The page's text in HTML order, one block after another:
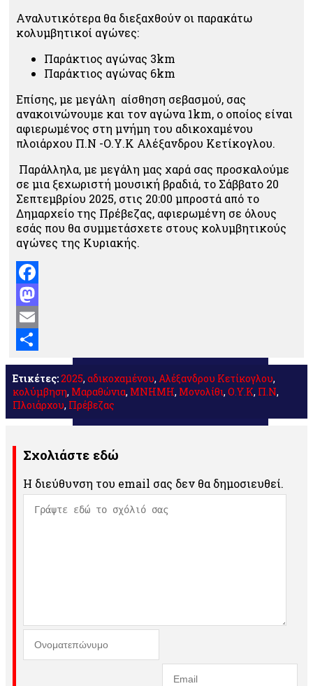
Αναλυτικότερα θα διεξαχθούν οι παρακάτω
κολυμβητικοί αγώνες:
Παράκτιος αγώνας 3km
Παράκτιος αγώνας 6km
Επίσης, με μεγάλη αίσθηση σεβασμού, σας
ανακοινώνουμε και τον αγώνα 1km, ο οποίος είναι
αφιερωμένος στη μνήμη του αδικοχαμένου
πλοιάρχου Π.Ν -Ο.Υ.Κ Αλέξανδρου Κετίκογλου.
Παράλληλα, με μεγάλη μας χαρά σας προσκαλούμε
σε μια ξεχωριστή μουσική βραδιά, το Σάββατο 20
Σεπτεμβρίου 2025, στις 20:00 μπροστά από το
Δημαρχείο της Πρέβεζας, αφιερωμένη σε όλους
εσάς που θα συμμετάσχετε στους κολυμβητικούς
αγώνες της Κυριακής.
Facebook
Mastodon
Email
Μοιραστείτε
Ετικέτες:2025, αδικοχαμένου, Αλέξανδρου Κετίκογλου,
κολύμβηση, Μαραθώνια, ΜΝΗΜΗ, Μονολίθι, Ο.Υ.Κ, Π.Ν,
Πλοιάρχου, Πρέβεζας
Σχολιάστε εδώ
Η διεύθυνση του email σας δεν θα δημοσιευθεί.